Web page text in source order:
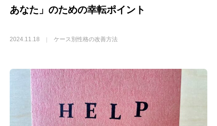
あなた」のための幸転ポイント
2024.11.18 ケース別性格の改善方法